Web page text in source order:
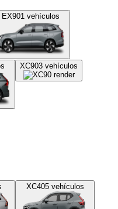
EX901vehículos
XC903 vehículos
XC405vehículos